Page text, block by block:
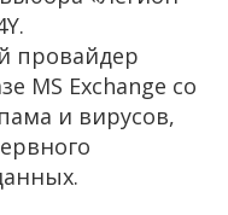
Y.
провайдер
MS Exchange со
и вирусов,